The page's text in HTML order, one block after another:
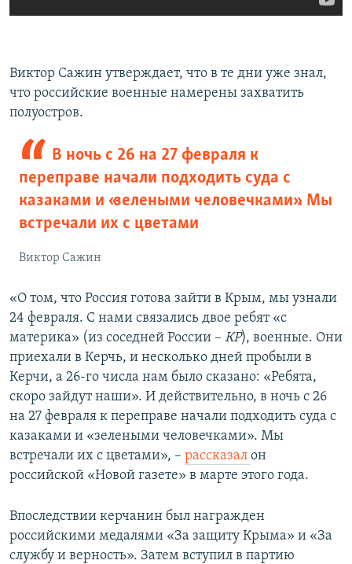
Виктор Сажин утверждает, что в те дни уже знал,
что российские военные намерены захватить
полуостров.
В ночь с 26 на 27 февраля к
переправе начали подходить суда с
казаками и «зелеными человечками». Мы
встречали их с цветами
Виктор Сажин
«О том, что Россия готова зайти в Крым, мы узнали
24 февраля. С нами связались двое ребят «с
материка» (из соседней России – КР), военные. Они
приехали в Керчь, и несколько дней пробыли в
Керчи, а 26-го числа нам было сказано: «Ребята,
скоро зайдут наши». И действительно, в ночь с 26
на 27 февраля к переправе начали подходить суда с
казаками и «зелеными человечками». Мы
встречали их с цветами», – рассказал он
российской «Новой газете» в марте этого года.
Впоследствии керчанин был награжден
российскими медалями «За защиту Крыма» и «За
службу и верность». Затем вступил в партию